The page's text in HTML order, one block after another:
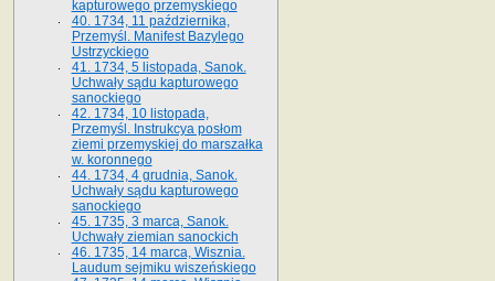
kapturowego przemyskiego
40. 1734, 11 października,
Przemyśl. Manifest Bazylego
Ustrzyckiego
41. 1734, 5 listopada, Sanok.
Uchwały sądu kapturowego
sanockiego
42. 1734, 10 listopada,
Przemyśl. Instrukcya posłom
ziemi przemyskiej do marszałka
w. koronnego
44. 1734, 4 grudnia, Sanok.
Uchwały sądu kapturowego
sanockiego
45. 1735, 3 marca, Sanok.
Uchwały ziemian sanockich
46. 1735, 14 marca, Wisznia.
Laudum sejmiku wiszeńskiego